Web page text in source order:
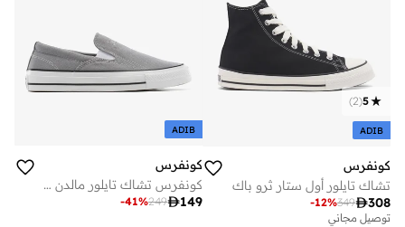
5
(
2
)
ADIB
كونفرس
تشاك تايلور أول ستار ثرو باك
308
349
-12%
توصيل مجاني
ADIB
كونفرس
كونفرس تشاك تايلور مالدن ستريت سلايد-أون
149
249
-41%